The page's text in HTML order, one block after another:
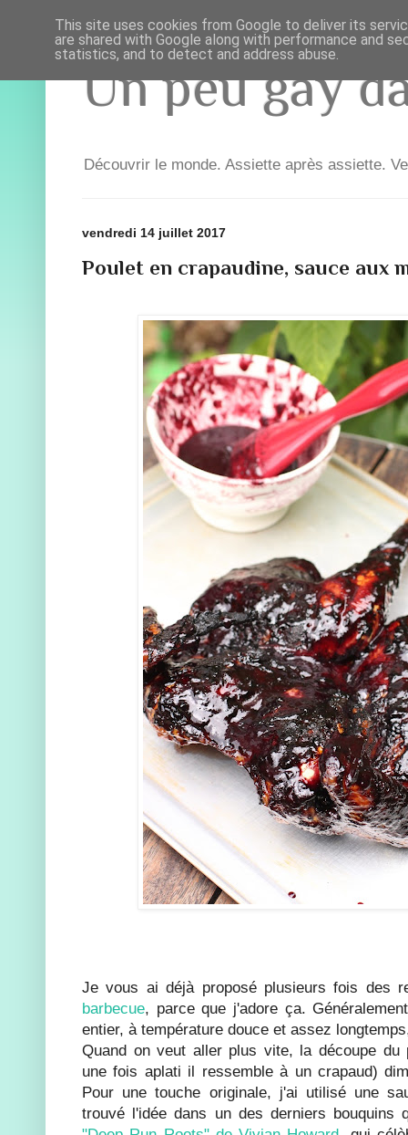
Un peu gay
Découvrir le monde. Assiette après assiette.
vendredi 14 juillet 2017
Poulet en crapaudine, sauce aux
Je vous ai déjà proposé plusieurs fois des
barbecue, parce que j'adore ça.
entier, à température douce et assez
Quand on veut aller plus vite, la découpe du
une fois aplati il ressemble à un crapaud)
Pour une touche originale, j'ai utilisé une
trouvé l'idée dans un des derniers bouquins
This site uses cookies from Google to deliver its
are shared with Google along with performance and
statistics, and to detect and address abuse.